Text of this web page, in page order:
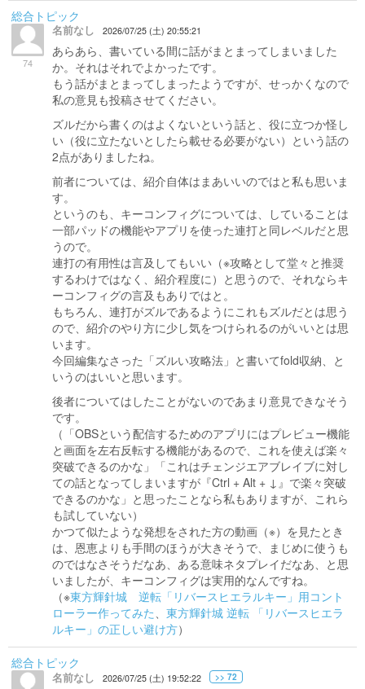
総合トピック
74
名前なし 2026/07/25 (土) 20:55:21
あらあら、書いている間に話がまとまってしまいました
か。それはそれでよかったです。
もう話がまとまってしまったようですが、せっかくなので
私の意見も投稿させてください。
ズルだから書くのはよくないという話と、役に立つか怪し
い（役に立たないとしたら載せる必要がない）という話の
2点がありましたね。
前者については、紹介自体はまあいいのではと私も思いま
す。
というのも、キーコンフィグについては、していることは
一部パッドの機能やアプリを使った連打と同レベルだと思
うので。
連打の有用性は言及してもいい（※攻略として堂々と推奨
するわけではなく、紹介程度に）と思うので、それならキ
ーコンフィグの言及もありではと。
もちろん、連打がズルであるようにこれもズルだとは思う
ので、紹介のやり方に少し気をつけられるのがいいとは思
います。
今回編集なさった「ズルい攻略法」と書いてfold収納、と
いうのはいいと思います。
後者についてはしたことがないのであまり意見できなそう
です。
（「OBSという配信するためのアプリにはプレビュー機能
と画面を左右反転する機能があるので、これを使えば楽々
突破できるのかな」「これはチェンジエアブレイブに対し
ての話となってしまいますが『Ctrl + Alt + ↓』で楽々突破
できるのかな」と思ったことなら私もありますが、これら
も試していない）
かつて似たような発想をされた方の動画（※）を見たとき
は、恩恵よりも手間のほうが大きそうで、まじめに使うも
のではなさそうだなあ、ある意味ネタプレイだなあ、と思
いましたが、キーコンフィグは実用的なんですね。
（※東方輝針城 逆転「リバースヒエラルキー」用コント
ローラー作ってみた、 東方輝針城 逆転 「リバースヒエラ
ルキー」の正しい避け方）
総合トピック
名前なし 2026/07/25 (土) 19:52:22 >> 72